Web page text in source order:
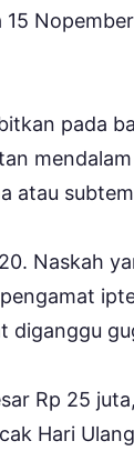
pada
atau
Naskah
diganggu
Rp 25
Hari